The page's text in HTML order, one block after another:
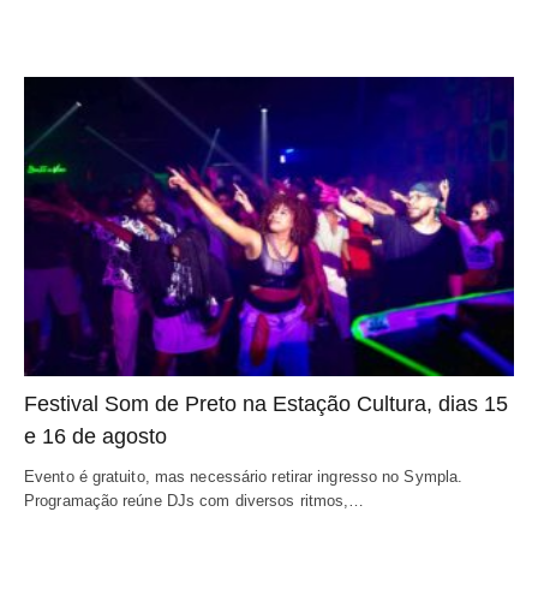
Festival Som de Preto na Estação Cultura, dias 15
e 16 de agosto
Evento é gratuito, mas necessário retirar ingresso no Sympla.
Programação reúne DJs com diversos ritmos,…